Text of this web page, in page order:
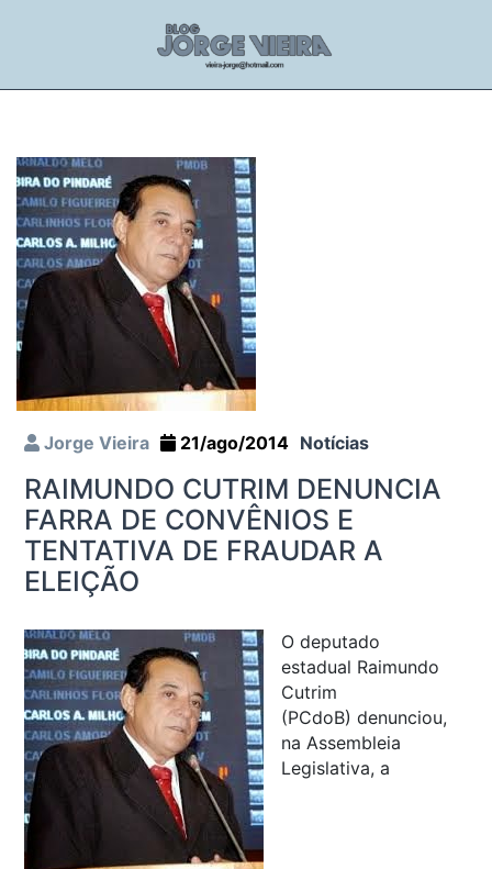
Jorge Vieira 21/ago/2014 Notícias
RAIMUNDO CUTRIM DENUNCIA
FARRA DE CONVÊNIOS E
TENTATIVA DE FRAUDAR A
ELEIÇÃO
O deputado
estadual Raimundo
Cutrim
(PCdoB) denunciou,
na Assembleia
Legislativa, a